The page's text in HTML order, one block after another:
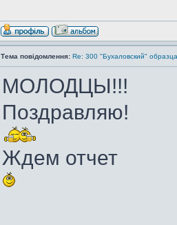
Тема повідомлення: Re: 300 "Бухаловский"
МОЛОДЦЫ!!!
Поздравляю!
Ждем отчет